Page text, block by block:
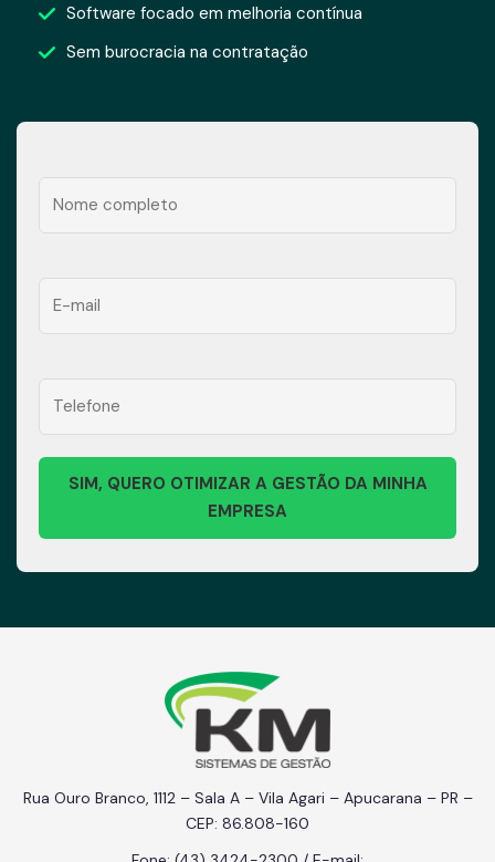
Área do Cliente
Área do Cliente
Software focado em melhoria contínua
Sem burocracia na contratação
SIM, QUERO OTIMIZAR A GESTÃO DA MINHA
EMPRESA
Rua Ouro Branco, 1112 – Sala A – Vila Agari – Apucarana – PR –
CEP: 86.808-160